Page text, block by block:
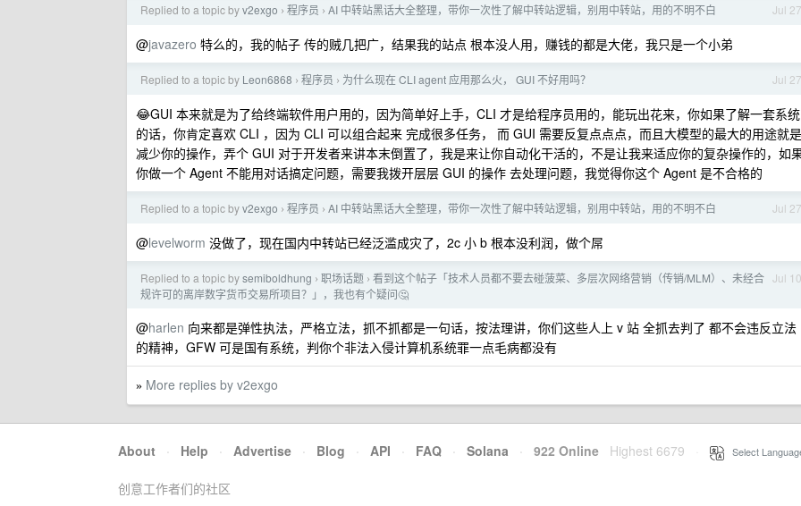
Jul 27
Replied to a topic byv2exgo › 程序员 › AI 中转站黑话大全整理，带你一次性了解中转站逻辑，别用中转站，用的不明不白
@javazero 特么的，我的帖子 传的贼几把广，结果我的站点 根本没人用，赚钱的都是大佬，我只是一个小弟
Jul 27
Replied to a topic by Leon6868 › 程序员 › 为什么现在 CLI agent 应用那么火， GUI 不好用吗？
😂GUI 本来就是为了给终端软件用户用的，因为简单好上手，CLI 才是给程序员用的，能玩出花来，你如果了解一套系统
的话，你肯定喜欢 CLI ，因为 CLI 可以组合起来 完成很多任务， 而 GUI 需要反复点点点，而且大模型的最大的用途就是
减少你的操作，弄个 GUI 对于开发者来讲本末倒置了，我是来让你自动化干活的，不是让我来适应你的复杂操作的，如
你做一个 Agent 不能用对话搞定问题，需要我拨开层层 GUI 的操作 去处理问题，我觉得你这个 Agent 是不合格的
Jul 27
Replied to a topic byv2exgo › 程序员 › AI 中转站黑话大全整理，带你一次性了解中转站逻辑，别用中转站，用的不明不白
@levelworm 没做了，现在国内中转站已经泛滥成灾了，2c 小 b 根本没利润，做个屌
Jul 10
Replied to a topic bysemiboldhung › 职场话题 › 看到这个帖子「技术人员都不要去碰菠菜、多层次网络营销（传销/MLM）、未经合
规许可的离岸数字货币交易所项目？」，我也有个疑问🤔
@harlen 向来都是弹性执法，严格立法，抓不抓都是一句话，按法理讲，你们这些人上 v 站 全抓去判了 都不会违反立法
的精神，GFW 可是国有系统，判你个非法入侵计算机系统罪一点毛病都没有
» More replies by v2exgo
About · Help · Advertise · Blog · API · FAQ · Solana · 922 Online Highest 6679 Select
创意工作者们的社区